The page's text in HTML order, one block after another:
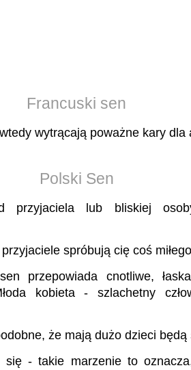
Francuski sen
wytrącają poważne kary dla
Polski Sen
przyjaciela lub bliskiej
spróbują cię coś
przepowiada cnotliwe,
kobieta - szlachetny
że mają dużo dzieci będą
się - takie marzenie to